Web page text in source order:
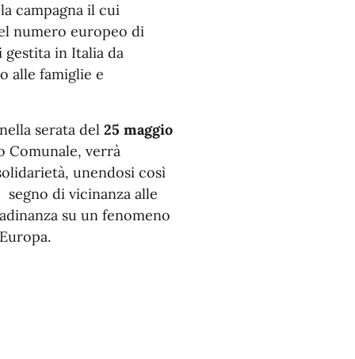
campagna il cui
numero europeo di
gestita in Italia da
alle famiglie e
serata del 25 maggio
Comunale, verrà
unendosi così
di vicinanza alle
su un fenomeno